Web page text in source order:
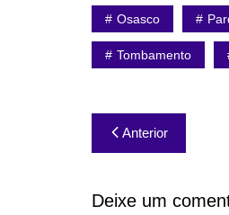
Osasco
Tombamento
Navegação
de
Post
Anterior
Deixe um